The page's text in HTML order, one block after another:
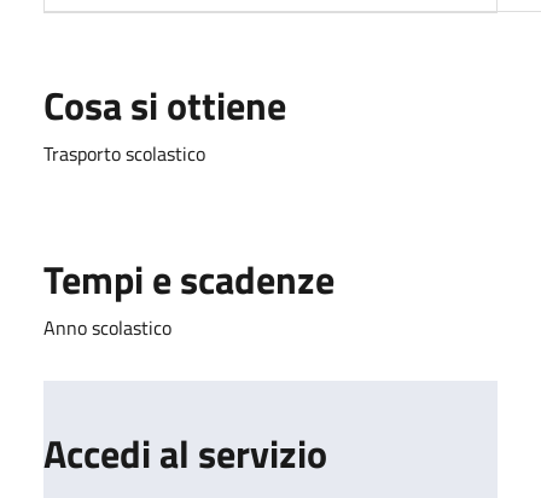
Cosa si ottiene
Trasporto scolastico
Tempi e scadenze
Anno scolastico
Accedi al servizio